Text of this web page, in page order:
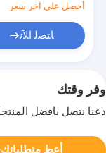
أحصل على آخر سعر
ﺎﺘﺼﻟ ﺍﻶﻧ
وفر وقتك
دعنا نتصل بأفضل
أعط متطلباتك